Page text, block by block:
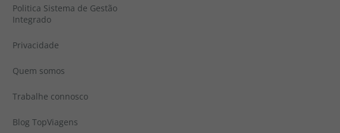
Politica Sistema de Gestão
Integrado
Privacidade
Quem somos
Trabalhe connosco
Blog TopViagens